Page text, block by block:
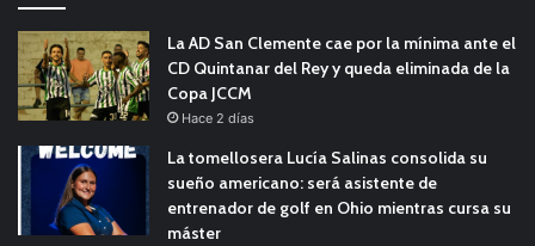
La AD San Clemente cae por la mínima ante el
CD Quintanar del Rey y queda eliminada de la
Copa JCCM
Hace 2 días
La tomellosera Lucía Salinas consolida su
sueño americano: será asistente de
entrenador de golf en Ohio mientras cursa su
máster